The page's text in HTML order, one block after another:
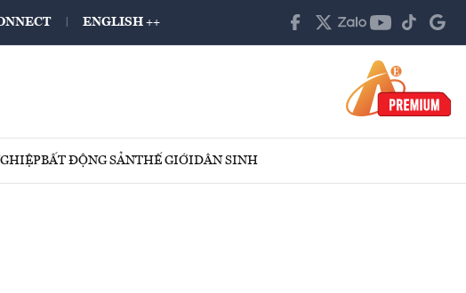
ENGLISH ++
BẤT ĐỘNG SẢNTHẾ GIỚIDÂN SINH